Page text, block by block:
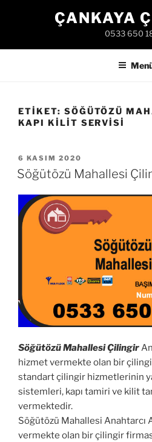
ÇANKAYA
0533 650
ETIKET: SÖĞÜTÖZÜ
KAPI KILIT SERVISI
YAYIM
TARIHI
6 KASIM 2020
Söğütözü Mahallesi
Söğütözü Mahallesi Çilingir
hizmet vermekte olan bir
standart çilingir hizmetlerinin
sistemleri, kapı tamiri ve kilit
vermektedir.
Söğütözü Mahallesi Anahtarcı
vermekte olan bir çilingir